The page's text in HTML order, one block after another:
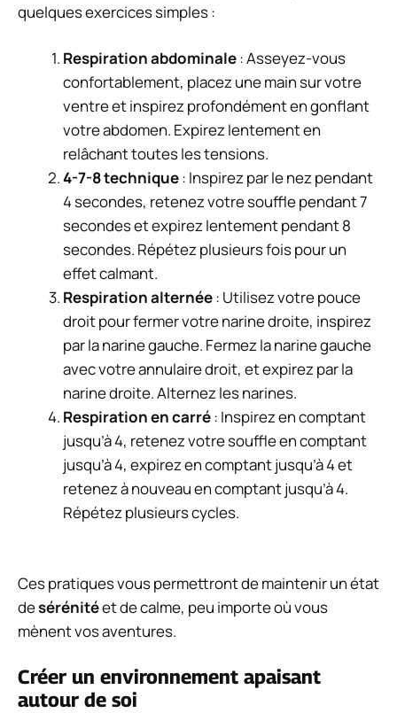
quelques exercices simples :
Respiration abdominale: Asseyez-vous
confortablement, placez une main sur votre
ventre et inspirez profondément en gonflant
votre abdomen. Expirez lentement en
relâchant toutes les tensions.
4-7-8 technique: Inspirez par le nez pendant
4 secondes, retenez votre souffle pendant 7
secondes et expirez lentement pendant 8
secondes. Répétez plusieurs fois pour un
effet calmant.
Respiration alternée: Utilisez votre pouce
droit pour fermer votre narine droite, inspirez
par la narine gauche. Fermez la narine gauche
avec votre annulaire droit, et expirez par la
narine droite. Alternez les narines.
Respiration en carré: Inspirez en comptant
jusqu’à 4, retenez votre souffle en comptant
jusqu’à 4, expirez en comptant jusqu’à 4 et
retenez à nouveau en comptant jusqu’à 4.
Répétez plusieurs cycles.
Ces pratiques vous permettront de maintenir un état
desérénitéet de calme, peu importe où vous
mènent vos aventures.
Créer un environnement apaisant
autour de soi